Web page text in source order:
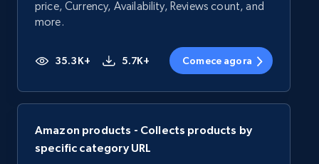
price, Currency, Availability, Reviews count, and
more.
35.3K+ 5.7K+ Comece agora
Amazon products - Collects products by
specific category URL